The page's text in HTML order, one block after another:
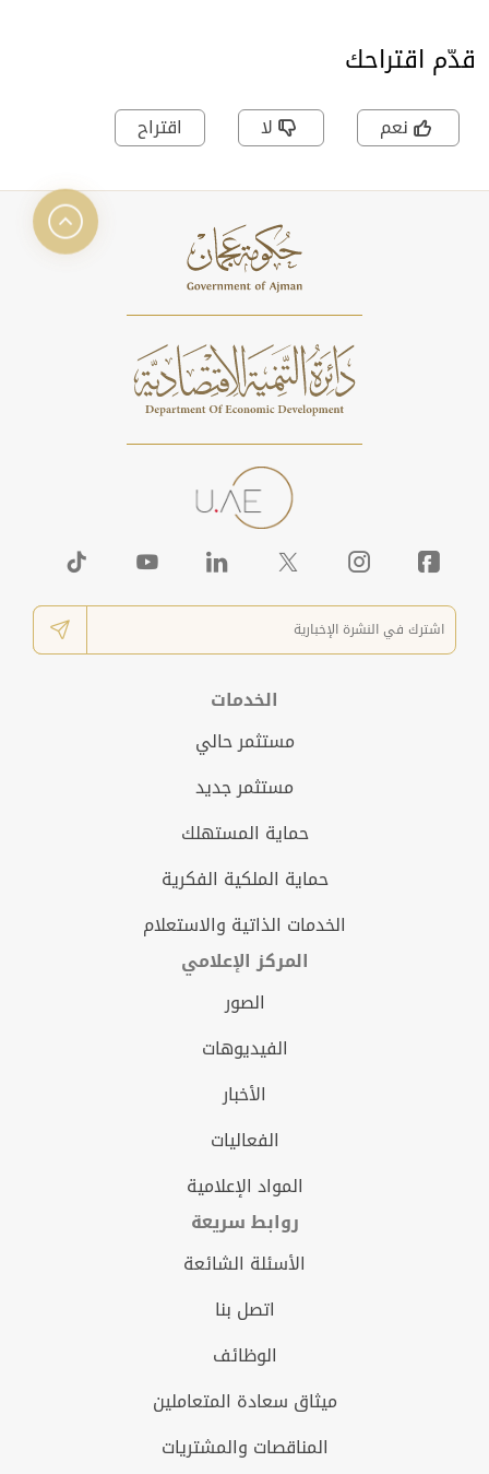
قدّم اقتراحك
نعم لا اقتراح
الخدمات
مستثمر حالي
مستثمر جديد
حماية المستهلك
حماية الملكية الفكرية
الخدمات الذاتية والاستعلام
المركز الإعلامي
الصور
الفيديوهات
الأخبار
الفعاليات
المواد الإعلامية
روابط سريعة
الأسئلة الشائعة
اتصل بنا
الوظائف
ميثاق سعادة المتعاملين
المناقصات والمشتريات